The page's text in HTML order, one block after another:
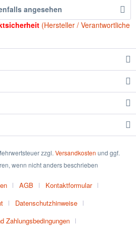
angesehen
(Hersteller / Verantwortliche
zzgl. Versandkosten und ggf.
wenn nicht anders beschrieben
AGB
Kontaktformular
Datenschutzhinweise
Zahlungsbedingungen